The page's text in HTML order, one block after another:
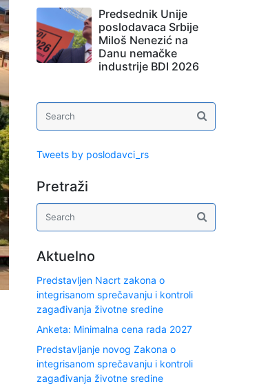
Predsednik Unije
poslodavaca Srbije
Miloš Nenezić na
Danu nemačke
industrije BDI 2026
Tweets by poslodavci_rs
Pretraži
Aktuelno
Predstavljen Nacrt zakona o
integrisanom sprečavanju i kontroli
zagađivanja životne sredine
Anketa: Minimalna cena rada 2027
Predstavljanje novog Zakona o
integrisanom sprečavanju i kontroli
zagađivanja životne sredine